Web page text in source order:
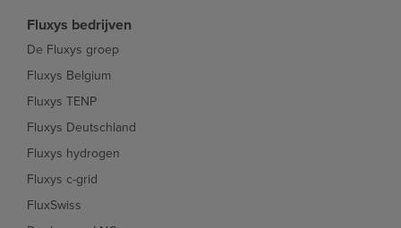
Fluxys bedrijven
De Fluxys groep
Fluxys Belgium
Fluxys TENP
Fluxys Deutschland
Fluxys hydrogen
Fluxys c-grid
FluxSwiss